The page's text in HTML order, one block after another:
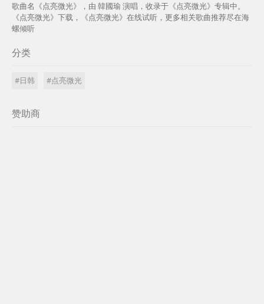
歌曲名《点亮微光》，由 韓國瑜 演唱，收录于《点亮微光》专辑中。
《点亮微光》下载，《点亮微光》在线试听，更多相关歌曲推荐尽在海
螺倾听
分类
#日韩 #点亮微光
赞助商